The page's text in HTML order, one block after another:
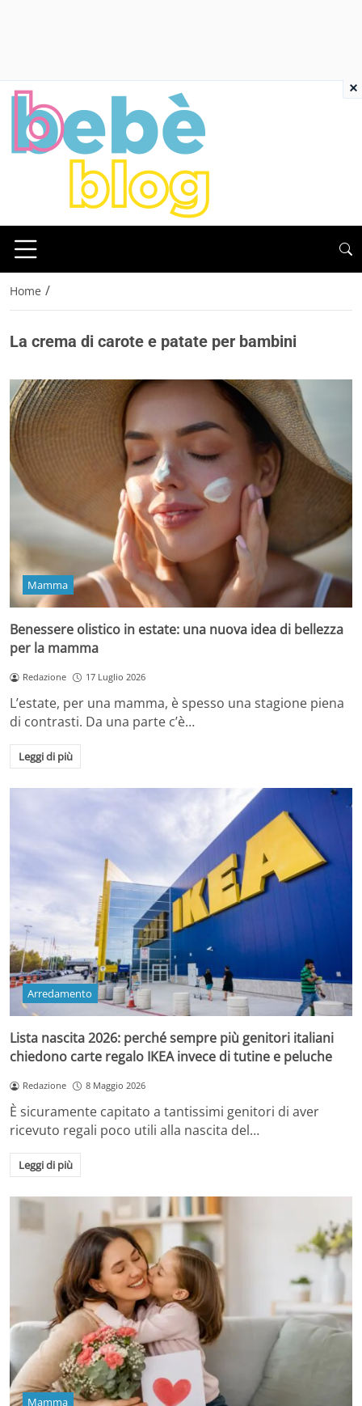
Home /
La crema di carote e patate per bambini
Mamma
Benessere olistico in estate: una nuova idea di bellezza
per la mamma
Redazione 17 Luglio 2026
L’estate, per una mamma, è spesso una stagione piena
di contrasti. Da una parte c’è…
Leggi di più
Arredamento
Lista nascita 2026: perché sempre più genitori italiani
chiedono carte regalo IKEA invece di tutine e peluche
Redazione 8 Maggio 2026
È sicuramente capitato a tantissimi genitori di aver
ricevuto regali poco utili alla nascita del…
Leggi di più
Mamma
×